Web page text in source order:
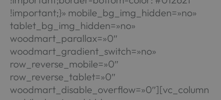
!important;}» mobile_bg_img_hidden=»no»
tablet_bg_img_hidden=»no»
woodmart_parallax=»0″
woodmart_gradient_switch=»no»
row_reverse_mobile=»0″
row_reverse_tablet=»0″
woodmart_disable_overflow=»0″][vc_column